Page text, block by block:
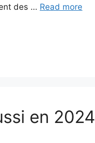
des … Read more
en 2024